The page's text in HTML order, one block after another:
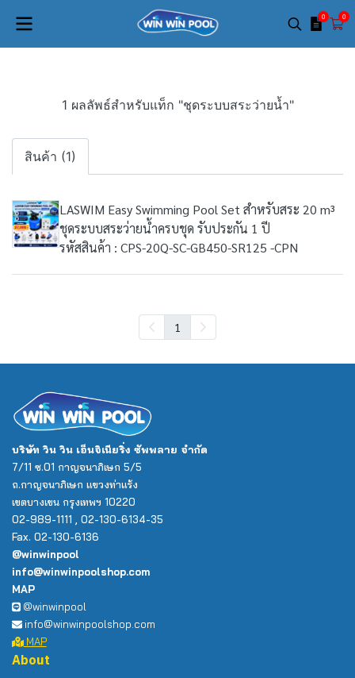
0 0
1 ผลลัพธ์สำหรับแท็ก "ชุดระบบสระว่ายน้ำ"
สินค้า (1)
LASWIM Easy Swimming Pool Set สำหรับสระ 20 m³
ชุดระบบสระว่ายน้ำครบชุด รับประกัน 1 ปี
รหัสสินค้า : CPS-20Q-SC-GB450-SR125 -CPN
1
บริษัท วิน วิน เอ็นจิเนียริ่ง ซัพพลาย จำกัด
7/11 ซ.01 กาญจนาภิเษก 5/5
ถ.กาญจนาภิเษก แขวงท่าแร้ง
เขตบางเขน กรุงเทพฯ 10220
02-989-1111 , 02-130-6134-35
Fax. 02-130-6136
@winwinpool
info@winwinpoolshop.com
MAP
@winwinpool
info@winwinpoolshop.com
MAP
About